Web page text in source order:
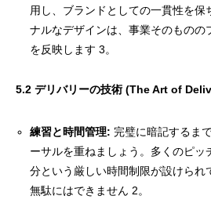
用し、ブランドとしての一貫性を保
ナルなデザインは、事業そのものの
を反映します 3。
5.2 デリバリーの技術 (The Art of
練習と時間管理: 完璧に暗記するま
ーサルを重ねましょう。多くのピ
分という厳しい時間制限が設けられ
無駄にはできません 2。